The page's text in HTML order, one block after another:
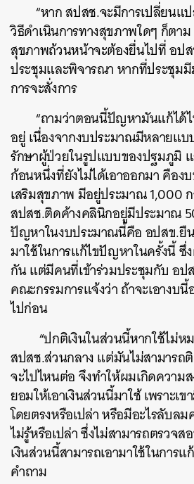
“หาก สปสช.จะมีการเปลี่ยนแ
วิธีดำเนินการทางสุขภาพใดๆ ก็ตา
สุขภาพถ้วนหน้าจะต้องยื่นไปที่ อป
ประชุมและพิจารณา หากที่ประชุม
การจะสั่งการ
“ถามว่าตอนนี้ปัญหามันแก้ได้
อยู่ เนื่องจากงบประมาณมีหลายแ
รักษาผู้ป่วยในรูปแบบของปฐมภูมิ
ก้อนหนึ่งที่ยังไม่ได้เอาออกมา คือง
เสริมสุขภาพ มีอยู่ประมาณ 1,000
สปสช.ติดค้างคลินิกอยู่มีประมาณ
ปัญหาในงบประมาณนี้คือ อปสข.ยืน
มาใช้ในการแก้ไขปัญหาในครั้งนี้ ซึ่
กัน แต่มีคนที่เข้าร่วมประชุมกับ อป
คณะกรรมการแจ้งว่า ถ้าจะเอางบ
ไปก่อน
“ปกติเงินในส่วนนี้หากใช้ไม่ห
สปสช.ส่วนกลาง แต่มันไม่สามารถ
จะไปไหนต่อ จึงทำให้ผมเกิดความ
ยอมให้เอาเงินส่วนนี้มาใช้ เพราะเ
โดยตรงหรือเปล่า หรือมีอะไรลับลม
ไม่รู้หรือเปล่า ซึ่งไม่สามารถตรวจ
เงินส่วนนี้สามารถเอามาใช้ในการ
คำถาม